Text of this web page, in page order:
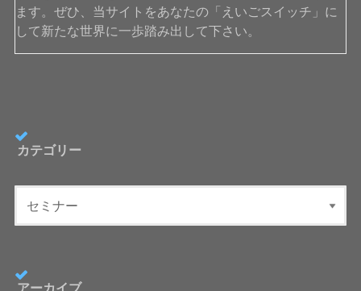
ます。ぜひ、当サイトをあなたの「えいごスイッチ」に
して新たな世界に一歩踏み出して下さい。
カテゴリー
アーカイブ